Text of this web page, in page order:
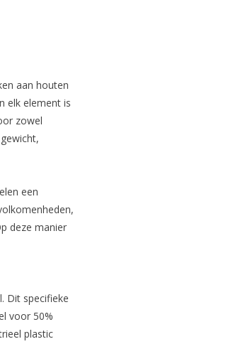
aan houten
elk element is
zowel
een
deze manier
Dit specifieke
voor 50%
plastic